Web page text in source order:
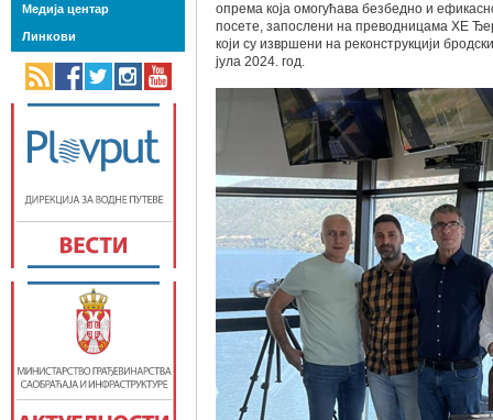
опрема која омогућава безбедно и
посете, запослени на преводницама ХЕ
који су извршени на реконструкцији
јула 2024. год.
Медија центар
Линкови